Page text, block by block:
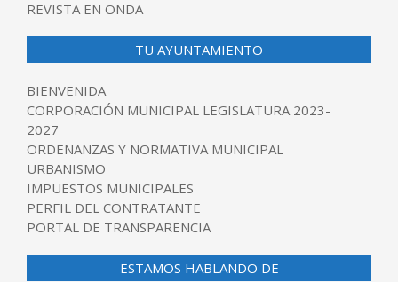
REVISTA EN ONDA
TU AYUNTAMIENTO
BIENVENIDA
CORPORACIÓN MUNICIPAL LEGISLATURA 2023-
2027
ORDENANZAS Y NORMATIVA MUNICIPAL
URBANISMO
IMPUESTOS MUNICIPALES
PERFIL DEL CONTRATANTE
PORTAL DE TRANSPARENCIA
ESTAMOS HABLANDO DE